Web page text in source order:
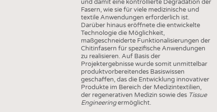
und damit eine kontrollierte Degradation der
Fasern, wie sie für viele medizinische und
textile Anwendungen erforderlich ist.
Darüber hinaus eröffnete die entwickelte
Technologie die Möglichkeit,
maßgeschneiderte Funktionalisierungen der
Chitinfasern für spezifische Anwendungen
zu realisieren. Auf Basis der
Projektergebnisse wurde somit unmittelbar
produktvorbereitendes Basiswissen
geschaffen, das die Entwicklung innovativer
Produkte im Bereich der Medizintextilien,
der regenerativen Medizin sowie des Tissue
Engineeringermöglicht.